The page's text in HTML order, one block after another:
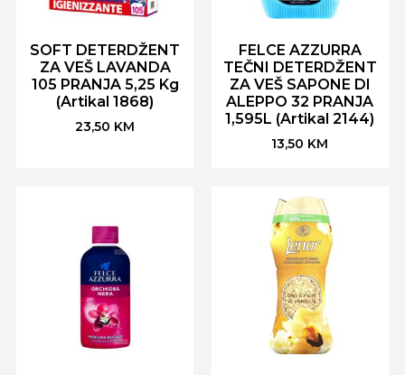
SOFT DETERDŽENT
ZA VEŠ LAVANDA
105 PRANJA 5,25 Kg
(Artikal 1868)
23,50 KM
FELCE AZZURRA
TEČNI DETERDŽENT
ZA VEŠ SAPONE DI
ALEPPO 32 PRANJA
1,595L (Artikal 2144)
13,50 KM